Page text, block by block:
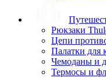
Рюкзаки
Цепи
Палатки для
Чемоданы и
Термосы и